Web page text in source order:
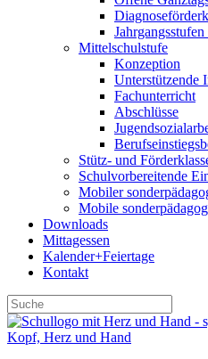
Mittelschulstufe
Konzeption
Unterstützende
Fachunterricht
Abschlüsse
Stütz- und
Schulvorbereitende
Mobiler
Mobile
Downloads
Mittagessen
Kalender+Feiertage
Kontakt